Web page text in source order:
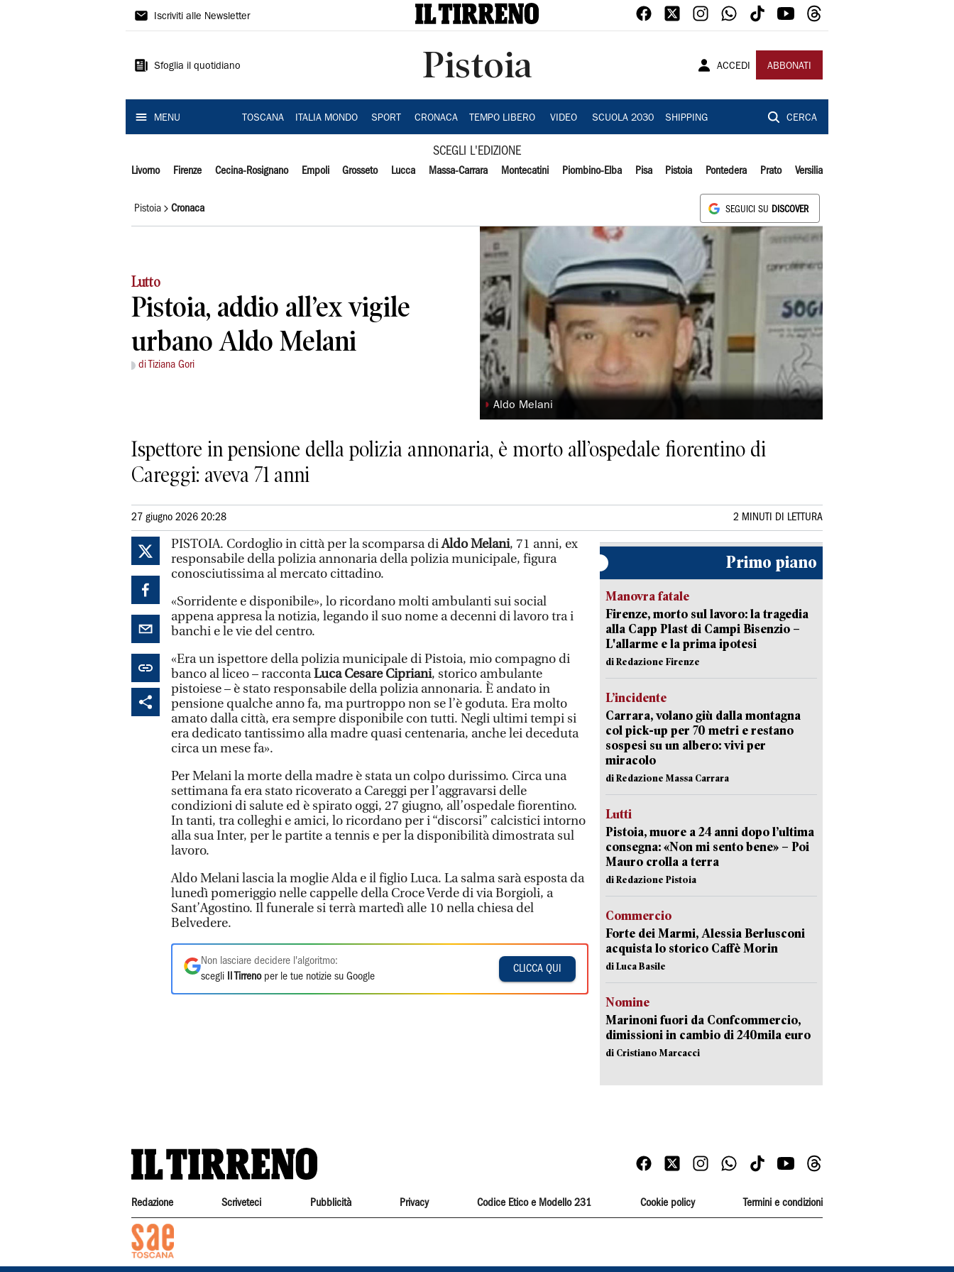
Il
Iscriviti alle Newsletter
Sfoglia il quotidiano Pistoia ACCEDI ABBONATI
MENU TOSCANA ITALIA MONDO SPORT CRONACA TEMPO LIBERO VIDEO SCUOLA 2030 SHIPPING CERCA
SCEGLI L'EDIZIONE
Livorno Firenze Cecina-Rosignano Empoli Grosseto Lucca Massa-Carrara Montecatini Piombino-Elba Pisa Pistoia Pontedera Prato Versilia
Pistoia Cronaca SEGUICI SU DISCOVER
Lutto
Pistoia, addio all’ex vigile
urbano Aldo Melani
di Tiziana Gori
◗ Aldo Melani
Ispettore in pensione della polizia annonaria, è morto all’ospedale fiorentino di
Careggi: aveva 71 anni
27 giugno 2026 20:28 2 MINUTI DI LETTURA
PISTOIA. Cordoglio in città per la scomparsa diAldo Melani, 71 anni, ex
responsabile della polizia annonaria della polizia municipale, figura
conosciutissima al mercato cittadino.
«Sorridente e disponibile», lo ricordano molti ambulanti sui social
appena appresa la notizia, legando il suo nome a decenni di lavoro tra i
banchi e le vie del centro.
«Era un ispettore della polizia municipale di Pistoia, mio compagno di
banco al liceo – raccontaLuca Cesare Cipriani, storico ambulante
pistoiese – è stato responsabile della polizia annonaria. È andato in
pensione qualche anno fa, ma purtroppo non se l’è goduta. Era molto
amato dalla città, era sempre disponibile con tutti. Negli ultimi tempi si
era dedicato tantissimo alla madre quasi centenaria, anche lei deceduta
circa un mese fa».
Per Melani la morte della madre è stata un colpo durissimo. Circa una
settimana fa era stato ricoverato a Careggi per l’aggravarsi delle
condizioni di salute ed è spirato oggi, 27 giugno, all’ospedale fiorentino.
In tanti, tra colleghi e amici, lo ricordano per i “discorsi” calcistici intorno
alla sua Inter, per le partite a tennis e per la disponibilità dimostrata sul
lavoro.
Aldo Melani lascia la moglie Alda e il figlio Luca. La salma sarà esposta da
lunedì pomeriggio nelle cappelle della Croce Verde di via Borgioli, a
Sant’Agostino. Il funerale si terrà martedì alle 10 nella chiesa del
Belvedere.
Non lasciare decidere l'algoritmo:
scegli
Il Tirrenoper le tue notizie su Google
CLICCA QUI
Primo piano
Manovra fatale
Firenze, morto sul lavoro: la tragedia
alla Capp Plast di Campi Bisenzio –
L'allarme e la prima ipotesi
di Redazione Firenze
L’incidente
Carrara, volano giù dalla montagna
col pick-up per 70 metri e restano
sospesi su un albero: vivi per
miracolo
di Redazione Massa Carrara
Lutti
Pistoia, muore a 24 anni dopo l’ultima
consegna: «Non mi sento bene» – Poi
Mauro crolla a terra
di Redazione Pistoia
Commercio
Forte dei Marmi, Alessia Berlusconi
acquista lo storico Caffè Morin
di Luca Basile
Nomine
Marinoni fuori da Confcommercio,
dimissioni in cambio di 240mila euro
di Cristiano Marcacci
Redazione Scriveteci Pubblicità Privacy Codice Etico e Modello 231 Cookie policy Termini e condizioni